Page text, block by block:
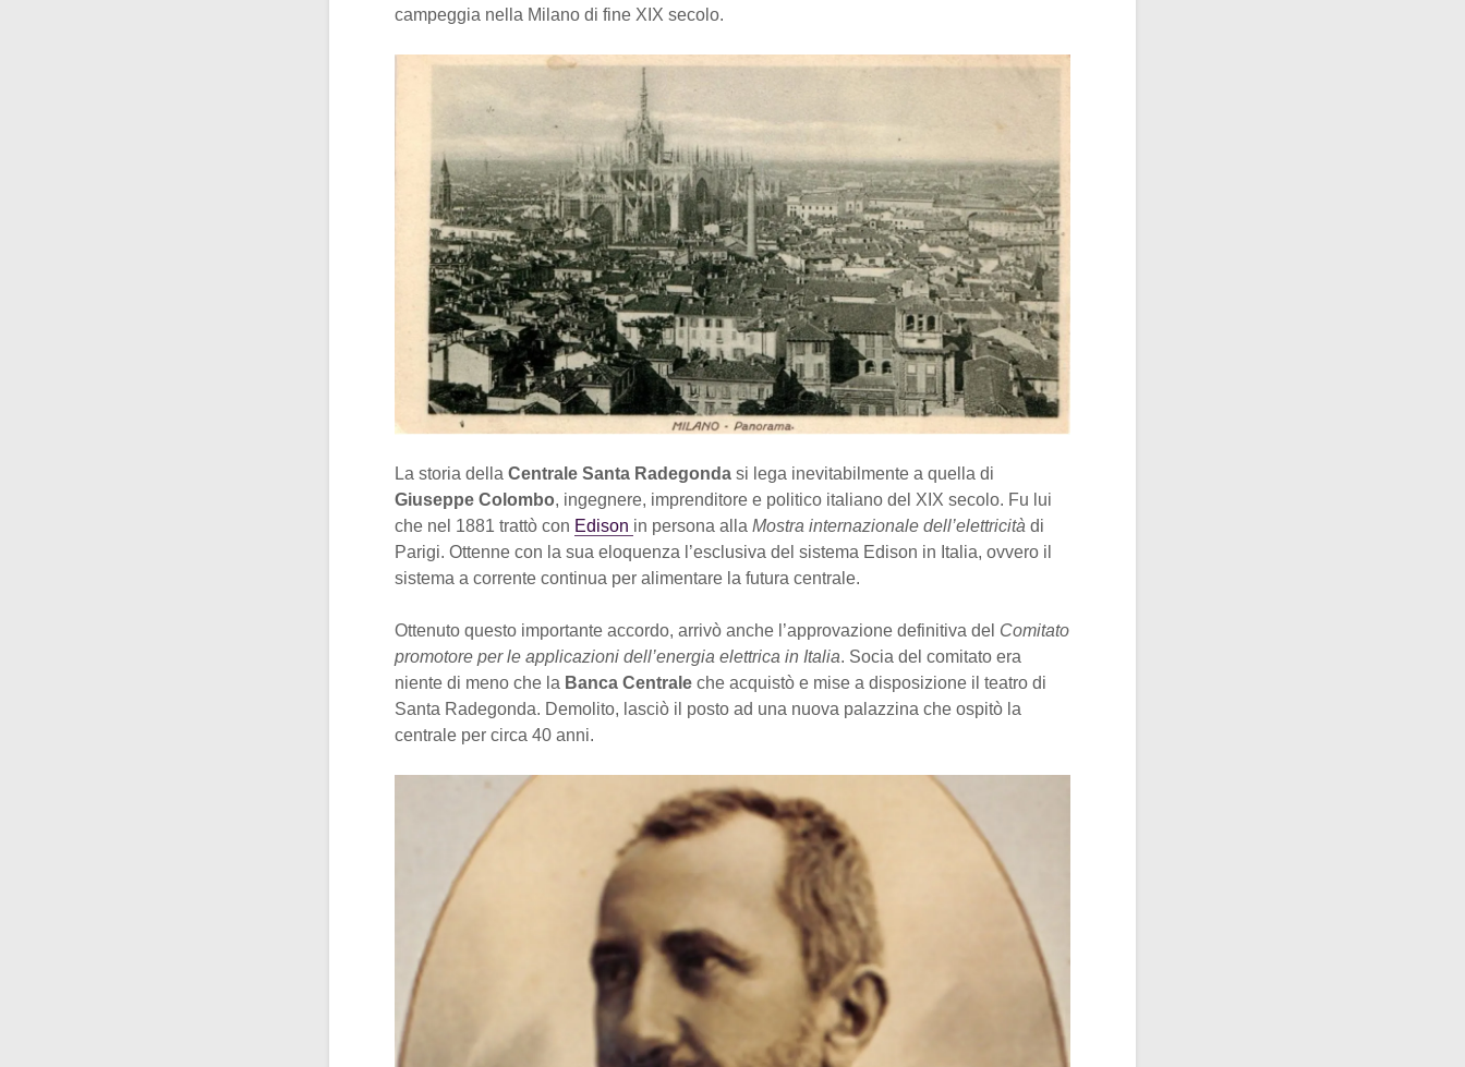
campeggia nella Milano di fine XIX secolo.
La storia della Centrale Santa Radegonda si lega inevitabilmente a quella di
Giuseppe Colombo, ingegnere, imprenditore e politico italiano del XIX secolo. Fu lui
che nel 1881 trattò con Edison in persona alla Mostra internazionale dell’elettricità di
Parigi. Ottenne con la sua eloquenza l’esclusiva del sistema Edison in Italia, ovvero il
sistema a corrente continua per alimentare la futura centrale.
Ottenuto questo importante accordo, arrivò anche l’approvazione definitiva del Comitato
promotore per le applicazioni dell’energia elettrica in Italia. Socia del comitato era
niente di meno che la Banca Centrale che acquistò e mise a disposizione il teatro di
Santa Radegonda. Demolito, lasciò il posto ad una nuova palazzina che ospitò la
centrale per circa 40 anni.